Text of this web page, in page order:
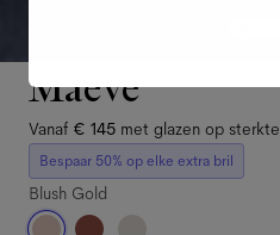
Maeve
Vanaf € 145 met glazen op sterkte
Bespaar 50% op elke extra bril
Blush Gold